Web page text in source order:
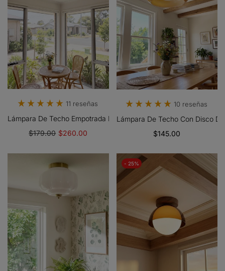
11 reseñas
Lámpara De Techo Empotrada De Porcelana Cerova: Luminaria
$179.00 $260.00
10 reseñas
Lámpara De Techo Con Disco
$145.00
- 25%